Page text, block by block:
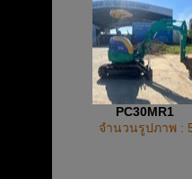
PC30MR1
จำนวนรูปภาพ :